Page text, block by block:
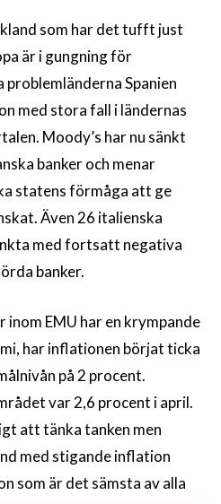
som har det tufft just
är i gungning för
Spanien
med stora fall i ländernas
Moody’s har nu sänkt
banker och menar
statens förmåga att ge
Även 26 italienska
med fortsatt negativa
banker.
EMU har en krympande
har inflationen börjat ticka
på 2 procent.
var 2,6 procent i april.
att tänka tanken men
med stigande inflation
som är det sämsta av alla